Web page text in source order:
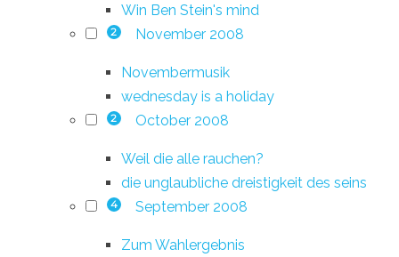
Win Ben Stein's mind
2 November 2008
Novembermusik
wednesday is a holiday
2 October 2008
Weil die alle rauchen?
die unglaubliche dreistigkeit des seins
4 September 2008
Zum Wahlergebnis